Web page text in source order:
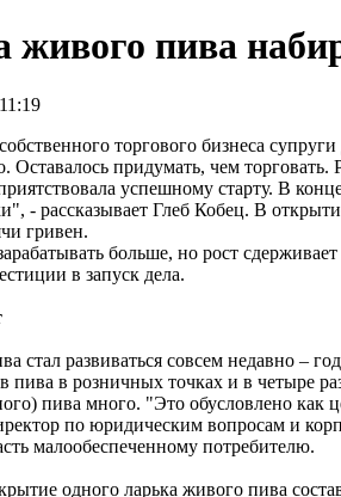
живого пива
торгового бизнеса
Оставалось придумать, чем
успешному старту. В
- рассказывает Глеб Кобец. В
гривен.
больше, но рост
в запуск дела.
стал развиваться совсем недавно –
пива в розничных точках и в четыре
пива много. "Это обусловлено
по юридическим вопросам и
малообеспеченному потребителю.
одного ларька живого пива